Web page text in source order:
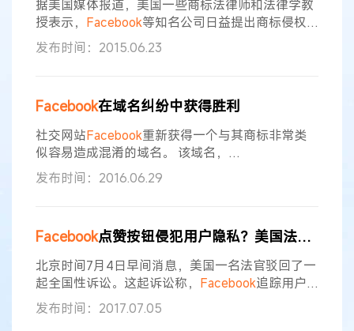
据美国媒体报道，美国一些商标法律师和法律学教
授表示， Facebook等知名公司日益提出商标侵权
指控，阻止新创公司和其他人使用类似的名称。 去
年，在佛蒙特州伯灵顿的一个餐馆，35岁的凯尔.克
Designbook。这家有6个人的公司是帮助创业者在
开创新事业时找到合作者。波拉克称：“我们
发布时间：2015.06.23
Facebook在域名纠纷中获得胜利
社交网站Facebook重新获得一个与其商标非常类
似容易造成混淆的域名。 该域名，
facebook
360.com于2015年10月注册。 4月19
日，Facebook向世界知识产权组织（WIPO）的仲
何权利或法律利益，这完全属于恶意使用。 被告，
来自越南的黄长林，不服Facebook 的主张
发布时间：2016.06.29
Facebook点赞按钮侵犯用户隐私？美国法院驳回诉讼
北京时间7月4日早间消息，美国一名法官驳回了一
起全国性诉讼。这起诉讼称， Facebook追踪用户
在互联网上的活动，即使用户已经登出该网站。 上
周五，圣何塞美国地方法官爱德华·戴维拉
发布时间：2017.07.05